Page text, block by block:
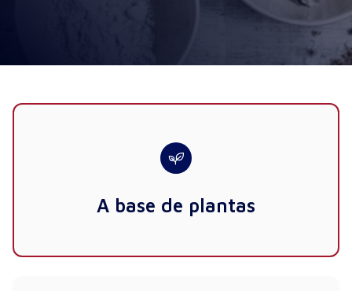
A base de plantas